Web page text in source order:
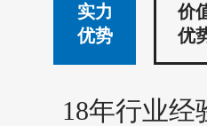
实力
优势
价
优
18年行业经